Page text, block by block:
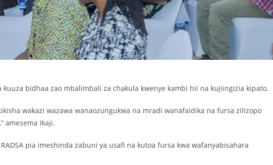
bidhaa zao mbalimbali za chakula kwenye kambi hii na kujiingizia kipato.
wakazi wazawa wanaozungukwa na mradi wanafaidika na fursa zilizopo
amesema Ikaji.
pia imeshinda zabuni ya usafi na kutoa fursa kwa wafanyabisahara